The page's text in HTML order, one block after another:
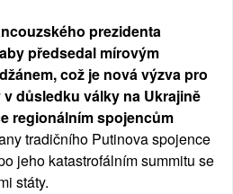
prezidenta
předsedal mírovým
což je nová výzva pro
důsledku války na Ukrajině
regionálním spojencům
tradičního Putinova spojence
jeho katastrofálním summitu se
státy.